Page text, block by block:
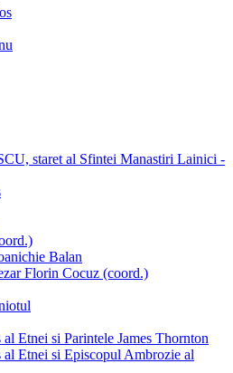
staret al Sfintei Manastiri Lainici -
Balan
Florin Cocuz (coord.)
Etnei si Parintele James Thornton
Etnei si Episcopul Ambrozie al